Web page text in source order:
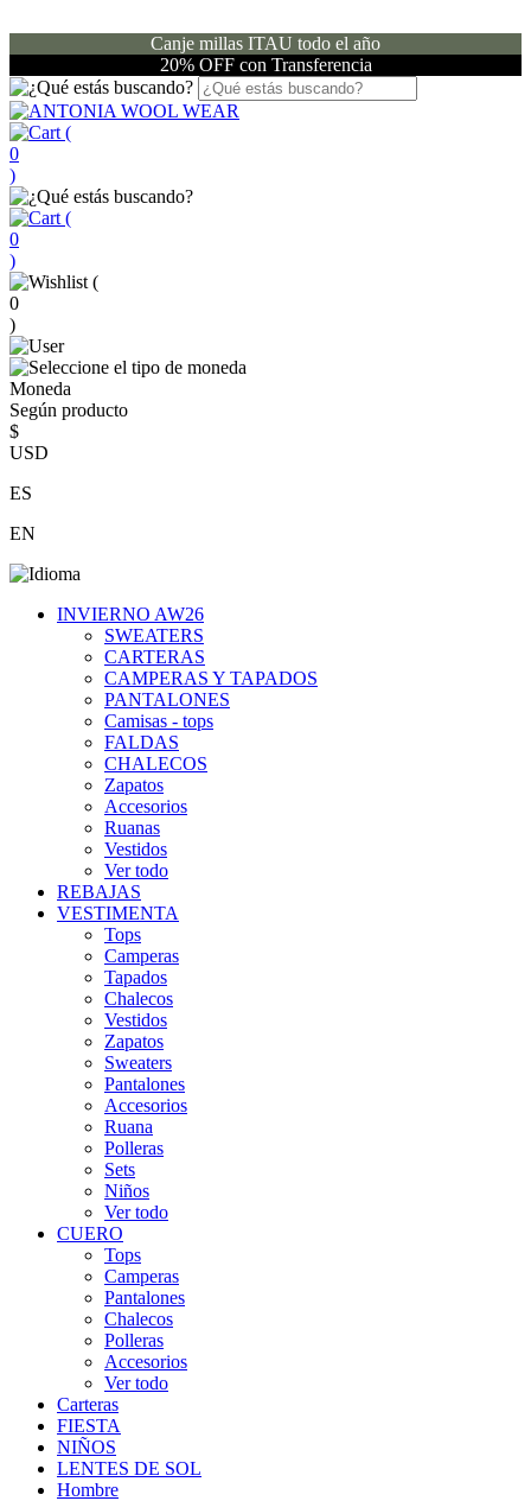
Canje millas ITAU todo el año
20% OFF con Transferencia
(
0
)
(
0
)
(
0
)
Moneda
Según producto
$
USD
ES
EN
INVIERNO AW26
SWEATERS
CARTERAS
CAMPERAS Y TAPADOS
PANTALONES
Camisas - tops
FALDAS
CHALECOS
Zapatos
Accesorios
Ruanas
Vestidos
Ver todo
REBAJAS
VESTIMENTA
Tops
Camperas
Tapados
Chalecos
Vestidos
Zapatos
Sweaters
Pantalones
Accesorios
Ruana
Polleras
Sets
Niños
Ver todo
CUERO
Tops
Camperas
Pantalones
Chalecos
Polleras
Accesorios
Ver todo
Carteras
FIESTA
NIÑOS
LENTES DE SOL
Hombre